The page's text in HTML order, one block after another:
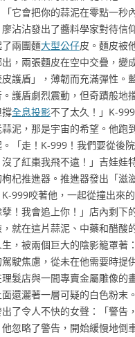
它會把你的蒜泥在零點一秒
沾沾發出了醬料學家對待信
兩團麵大型公仔皮。麵皮被
，兩張麵皮在空中交疊，變
皮護盾」，薄韌而充滿彈性
護盾劇烈震動，但奇蹟般地
撐全息投影不了太久！」K-
泥，那是宇宙的希望。他跑
「走！K-999！我們要從後
沒了紅棗我飛不遠！」吉娃娃
杞推進器。推進器發出「滋
999咬著他，一起從撞出來
！我會追上你！」店內剩下
就在這片蒜泥、中藥和醋酸
，被兩個巨大的陰影籠罩著
駛焦慮，從未在他需要時提
髮店與一間專賣金屬雕像的
還灑著一層可疑的白色粉末
出了令人不快的女聲：「警告
忽略了警告，開始緩慢地倒